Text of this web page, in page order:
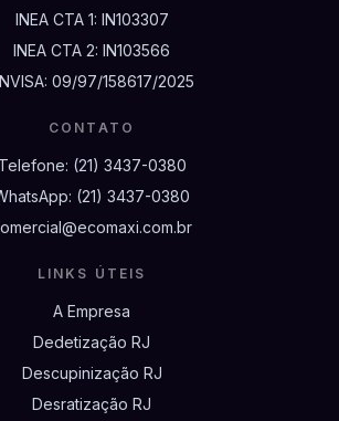
INEA CTA 1: IN103307
INEA CTA 2: IN103566
09/97/158617/2025
CONTATO
Telefone: (21) 3437-0380
(21) 3437-0380
LINKS ÚTEIS
A Empresa
Dedetização RJ
Descupinização RJ
Desratização RJ